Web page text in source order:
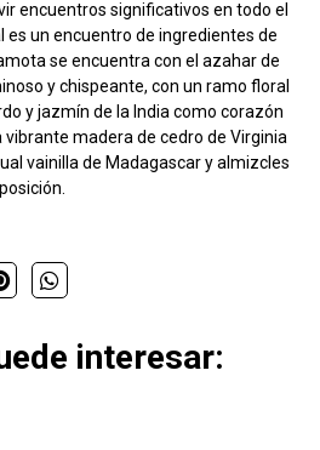
encuentros significativos en todo el
un encuentro de ingredientes de
se encuentra con el azahar de
y chispeante, con un ramo floral
y jazmín de la India como corazón
madera de cedro de Virginia
vainilla de Madagascar y almizcles
interesar: